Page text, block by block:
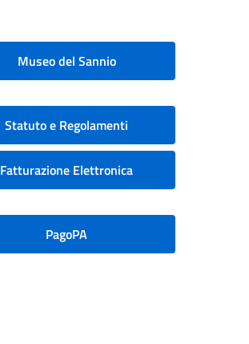
Museo del Sannio
Statuto e Regolamenti
Fatturazione Elettronica
PagoPA